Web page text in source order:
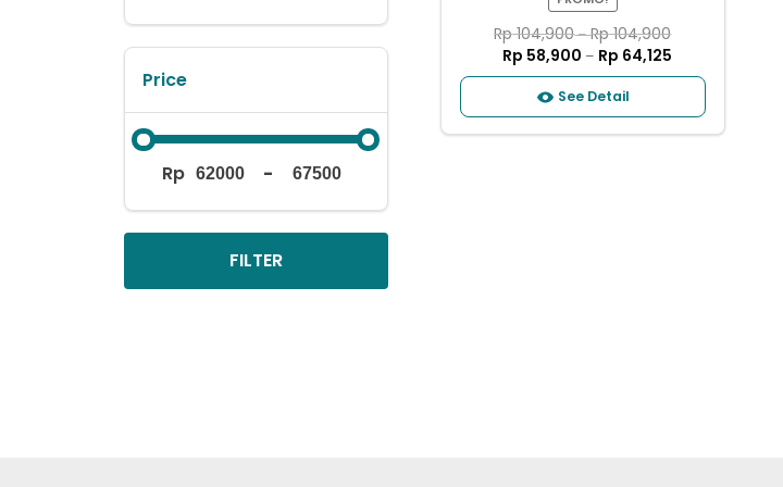
Rp104,900–Rp104,900
Rp 58,900 – Rp 64,125
See Detail
Price
Rp -
FILTER